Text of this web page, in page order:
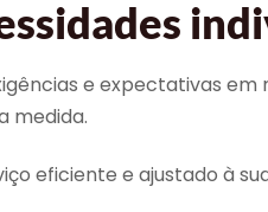
e expectativas
medida.
eficiente e ajustado à